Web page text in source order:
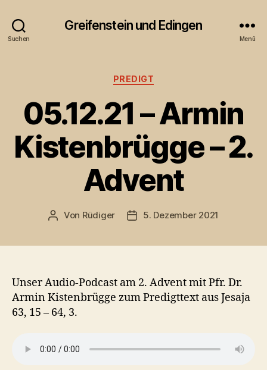
Suchen
Greifenstein und Edingen
Menü
Kategorien
PREDIGT
05.12.21 – Armin
Kistenbrügge – 2.
Advent
Beitragsautor
Von Rüdiger Veröffentlichungsdatum
5. Dezember 2021
Unser Audio-Podcast am 2. Advent mit Pfr. Dr.
Armin Kistenbrügge zum Predigttext aus Jesaja
63, 15 – 64, 3.